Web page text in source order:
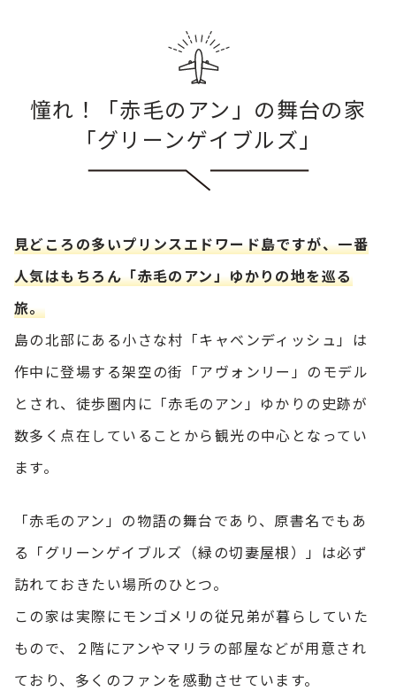
憧れ！「赤毛のアン」の舞台の家
「グリーンゲイブルズ」
見どころの多いプリンスエドワード島ですが、一番
人気はもちろん「赤毛のアン」ゆかりの地を巡る
旅。
島の北部にある小さな村「キャベンディッシュ」は
作中に登場する架空の街「アヴォンリー」のモデル
とされ、徒歩圏内に「赤毛のアン」ゆかりの史跡が
数多く点在していることから観光の中心となってい
ます。
「赤毛のアン」の物語の舞台であり、原書名でもあ
る「グリーンゲイブルズ（緑の切妻屋根）」は必ず
訪れておきたい場所のひとつ。
この家は実際にモンゴメリの従兄弟が暮らしていた
もので、２階にアンやマリラの部屋などが用意され
ており、多くのファンを感動させています。